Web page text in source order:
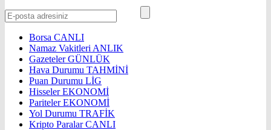
Borsa CANLI
Namaz Vakitleri ANLIK
GazetelerGÜNLÜK
Hava Durumu TAHMİNİ
Puan Durumu LİG
HisselerEKONOMİ
ParitelerEKONOMİ
Yol Durumu TRAFİK
Kripto ParalarCANLI